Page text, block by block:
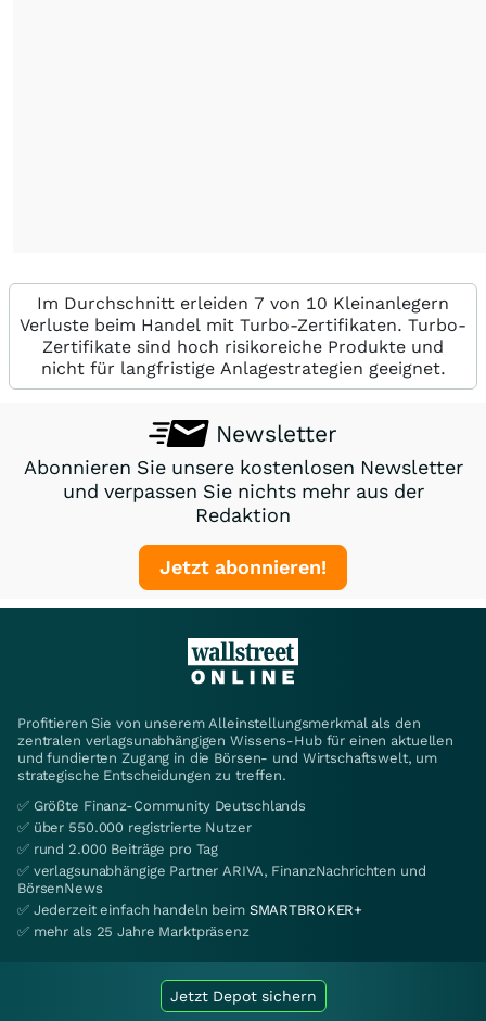
Im Durchschnitt erleiden 7 von 10 Kleinanlegern
Verluste beim Handel mit Turbo-Zertifikaten. Turbo-
Zertifikate sind hoch risikoreiche Produkte und
nicht für langfristige Anlagestrategien geeignet.
Newsletter
Abonnieren Sie unsere kostenlosen Newsletter
und verpassen Sie nichts mehr aus der
Redaktion
Jetzt abonnieren!
Profitieren Sie von unserem Alleinstellungsmerkmal als den
zentralen verlagsunabhängigen Wissens-Hub für einen aktuellen
und fundierten Zugang in die Börsen- und Wirtschaftswelt, um
strategische Entscheidungen zu treffen.
✅ Größte Finanz-Community Deutschlands
✅ über 550.000 registrierte Nutzer
✅ rund 2.000 Beiträge pro Tag
✅ verlagsunabhängige Partner ARIVA, FinanzNachrichten und
BörsenNews
✅ Jederzeit einfach handeln beim SMARTBROKER+
✅ mehr als 25 Jahre Marktpräsenz
Jetzt Depot sichern